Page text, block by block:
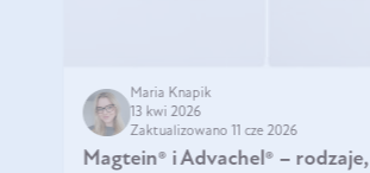
Maria Knapik
13 kwi 2026
Zaktualizowano 11 cze 2026
Magtein® i Advachel® – rodzaje,